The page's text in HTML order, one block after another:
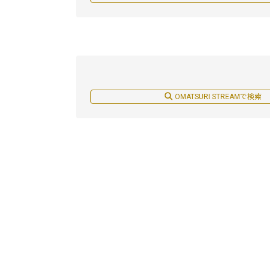
OMATSURI STREAMで検索